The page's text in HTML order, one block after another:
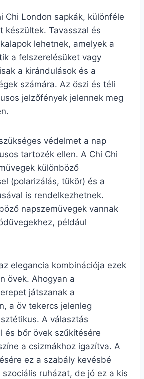
Chi London sapkák, különféle
készültek. Tavasszal és
lehetnek, amelyek a
a felszerelésüket vagy
a kirándulások és a
számára. Az őszi és téli
jelzőfények jelennek meg
védelmet a nap
tartozék ellen. A Chi Chi
különböző
(polarizálás, tükör) és a
is rendelkezhetnek.
napszemüvegek vannak
például
elegancia kombinációja ezek
övek. Ahogyan a
játszanak a
a öv tekercs jelenleg
A választás
és bőr övek szűkítésére
a csizmákhoz igazítva. A
ez a szabály kevésbé
ruházat, de jó ez a kis